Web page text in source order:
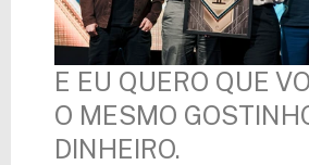
E EU QUERO QUE
O MESMO
DINHEIRO.